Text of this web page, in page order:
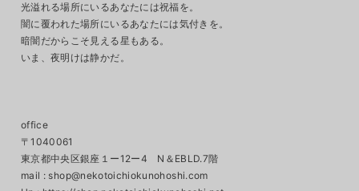
光溢れる場所にいるあなたには祝福を。
闇に覆われた場所にいるあなたには気付きを。
暗闇だからこそ見える星もある。
いま、夜明けは静かだ。
office
〒1040061
東京都中央区銀座１ー12ー4 N＆EBLD.7階
mail : shop@nekotoichiokunohoshi.com